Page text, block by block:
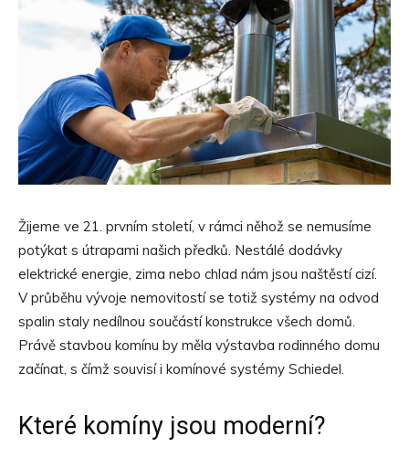
Žijeme ve 21. prvním století, v rámci něhož se nemusíme
potýkat s útrapami našich předků. Nestálé dodávky
elektrické energie, zima nebo chlad nám jsou naštěstí cizí.
V průběhu vývoje nemovitostí se totiž systémy na odvod
spalin staly nedílnou součástí konstrukce všech domů.
Právě stavbou komínu by měla výstavba rodinného domu
začínat, s čímž souvisí i komínové systémy Schiedel.
Které komíny jsou moderní?